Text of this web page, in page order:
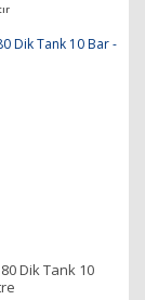
Dik Tank 10